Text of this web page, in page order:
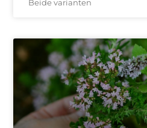
Beide varianten